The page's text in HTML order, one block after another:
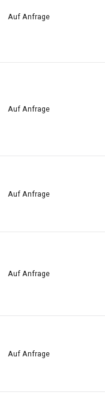
Auf Anfrage
Auf Anfrage
Auf Anfrage
Auf Anfrage
Auf Anfrage